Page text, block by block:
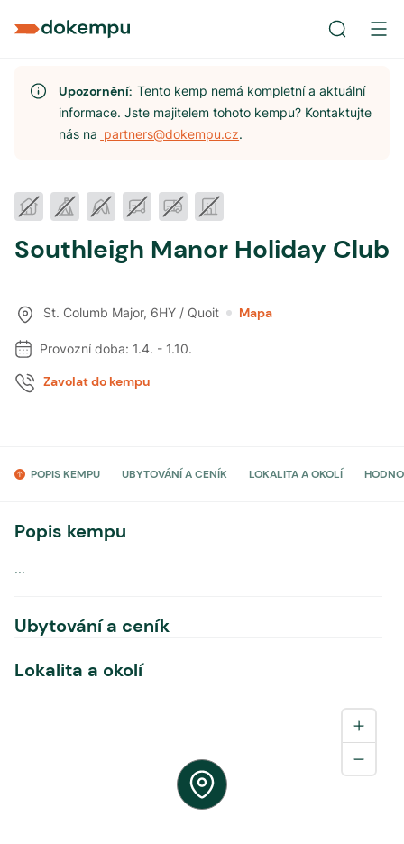
Upozornění:Tento kemp nemá kompletní a aktuální
informace. Jste majitelem tohoto kempu? Kontaktujte
nás na partners@dokempu.cz.
Southleigh Manor Holiday Club
St. Columb Major, 6HY / Quoit Mapa
Provozní doba: 1.4. - 1.10.
Zavolat do kempu
POPIS KEMPU UBYTOVÁNÍ A CENÍK LOKALITA A OKOLÍ
Popis kempu
...
Ubytování a ceník
Lokalita a okolí